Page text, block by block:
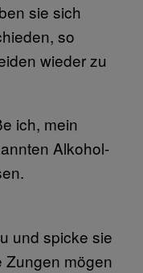
sie sich
so
wieder zu
ich, mein
Alkohol-
und spicke sie
Zungen mögen